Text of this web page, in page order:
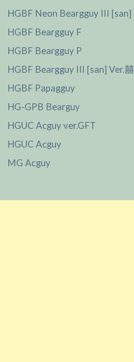
HGBF Neon Beargguy III [san]
HGBF Beargguy F
HGBF Beargguy P
HGBF Beargguy III [san] Ver.囍
HGBF Papagguy
HG-GPB Bearguy
HGUC Acguy ver.GFT
HGUC Acguy
MG Acguy